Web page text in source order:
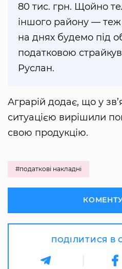
80 тис. грн. Щойно
іншого району —
на днях будемо під
податковою
Руслан.
Аграрій додає, що у
ситуацією вирішили
свою продукцію.
#податкові накладні
ПОДІЛИТИСЯ В